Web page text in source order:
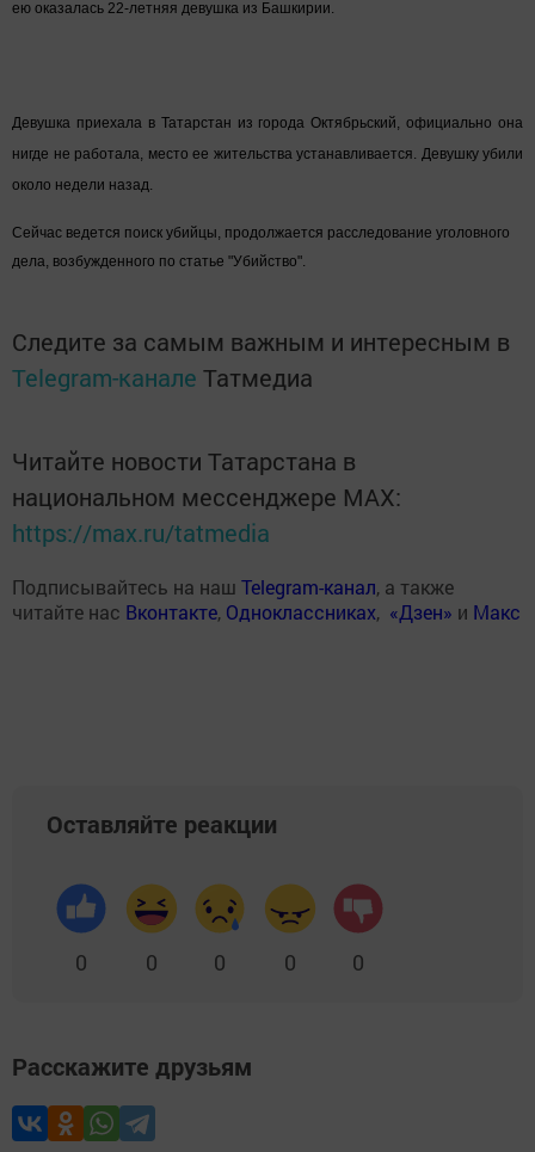
ею оказалась 22-летняя девушка из Башкирии.
Девушка приехала в Татарстан из города Октябрьский, официально она
нигде не работала, место ее жительства устанавливается. Девушку убили
около недели назад.
Сейчас ведется поиск убийцы, продолжается расследование уголовного
дела, возбужденного по статье "Убийство".
Следите за самым важным и интересным в
Telegram-канале Татмедиа
Читайте новости Татарстана в
национальном мессенджере MАХ:
https://max.ru/tatmedia
Подписывайтесь на наш Telegram-канал, а также
читайте нас Вконтакте, Одноклассниках, «Дзен» и Макс
Оставляйте реакции
0 0 0 0 0
Расскажите друзьям